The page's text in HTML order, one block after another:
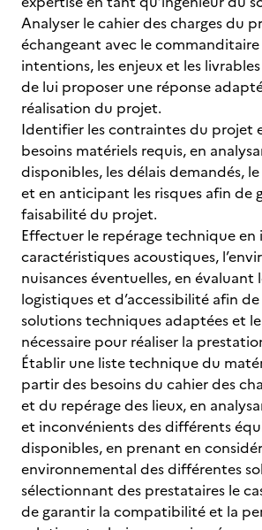
Analyser le cahier des charges du
échangeant avec le commanditaire
intentions, les enjeux et les
de lui proposer une réponse
réalisation du projet.
Identifier les contraintes du projet
besoins matériels requis, en
disponibles, les délais demandés,
et en anticipant les risques afin de
faisabilité du projet.
Effectuer le repérage technique en
caractéristiques acoustiques,
nuisances éventuelles, en évaluant
logistiques et d’accessibilité afin
solutions techniques adaptées et
nécessaire pour réaliser la
Établir une liste technique du
partir des besoins du cahier des
et du repérage des lieux, en
et inconvénients des différents
disponibles, en prenant en
environnemental des différentes
sélectionnant des prestataires le
de garantir la compatibilité et la